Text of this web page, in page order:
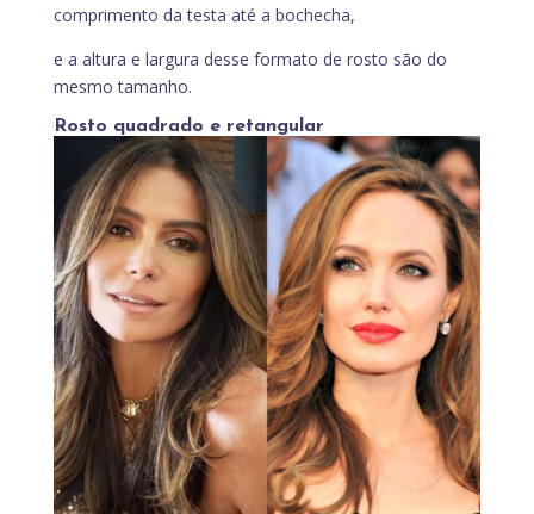
comprimento da testa até a bochecha,
e a altura e largura desse formato de rosto são do
mesmo tamanho.
Rosto quadrado e retangular